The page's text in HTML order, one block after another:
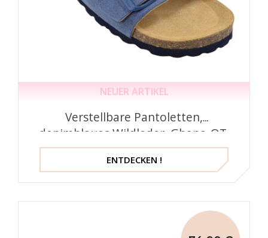
NEUER ARTIKEL
Verstellbare Pantoletten,
denimblaues Wildleder, Ghana-QT,
Toni Pons
ENTDECKEN !